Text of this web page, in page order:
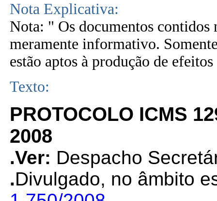
Nota Explicativa:
Nota: " Os documentos contidos
meramente informativo.
estão aptos à produção de
Texto:
PROTOCOLO ICMS
2008
.Ver: Despacho
.Divulgado, no âmbito